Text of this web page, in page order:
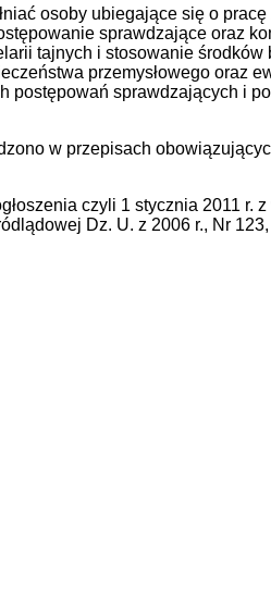
osoby ubiegające się o
sprawdzające oraz
tajnych i stosowanie środków
przemysłowego oraz
postępowań sprawdzających i
w przepisach
czyli 1 stycznia 2011 r.
Dz. U. z 2006 r., Nr